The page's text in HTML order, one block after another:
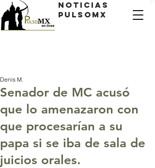
Noticias
PulsoMX
Senador de MC acusó
que lo amenazaron con
que procesarían a su
papa si se iba de sala de
juicios orales.
Denis M.